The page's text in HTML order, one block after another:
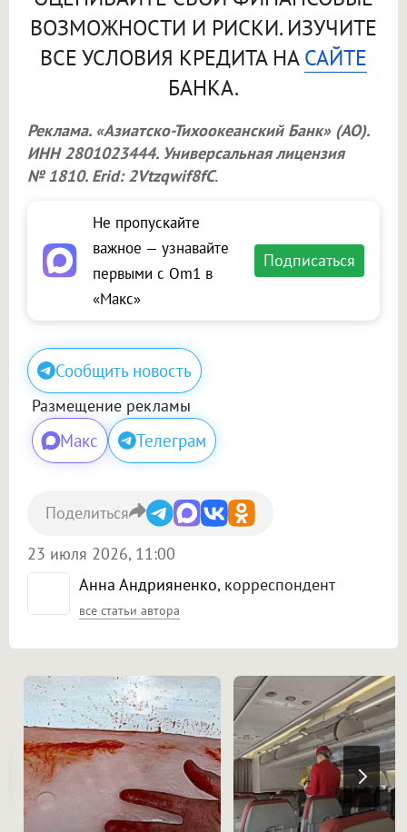
ВОЗМОЖНОСТИ И РИСКИ. ИЗУЧИТЕ
ВСЕ УСЛОВИЯ КРЕДИТА НАСАЙТЕ
БАНКА.
Реклама. «Азиатско-Тихоокеанский Банк» (АО).
ИНН 2801023444. Универсальная лицензия
№ 1810. Erid: 2Vtzqwif8fC.
Не пропускайте
важное — узнавайте
первыми с Om1 в
«Макс»
Подписаться
Сообщить новость
Размещение рекламы
Макс Телеграм
Анна Андрияненко, корреспондент
все статьи автора
23 июля 2026, 11:00
Поделиться